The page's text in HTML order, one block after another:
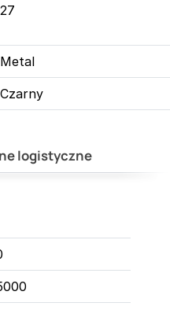
27
Metal
Czarny
logistyczne